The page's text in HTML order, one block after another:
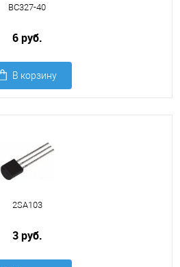
BC327-40
6 руб.
В корзину
2SA103
3 руб.